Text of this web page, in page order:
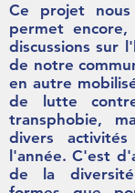
Ce projet
permet encore,
discussions sur
de notre
en autre
de lutte
transphobie,
divers
l'année. C'est
de la